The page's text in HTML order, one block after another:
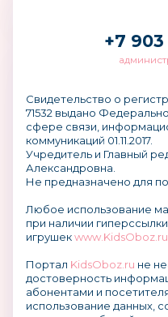
+7
Свидетельство о
71532 выдано
сфере связи,
коммуникаций 01.11.2017.
Учредитель и Главный
Александровна.
Не предназначено для
Любое использование
при наличии
игрушекwww.KidsOboz.ru
Портал KidsOboz.ru не
достоверность
абонентами и
использование данных,